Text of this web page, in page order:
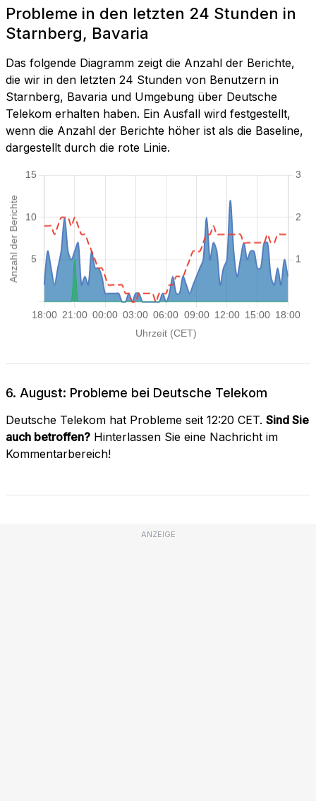
Probleme in den letzten 24 Stunden in
Starnberg, Bavaria
Das folgende Diagramm zeigt die Anzahl der Berichte,
die wir in den letzten 24 Stunden von Benutzern in
Starnberg, Bavaria und Umgebung über Deutsche
Telekom erhalten haben. Ein Ausfall wird festgestellt,
wenn die Anzahl der Berichte höher ist als die Baseline,
dargestellt durch die rote Linie.
6. August: Probleme bei Deutsche Telekom
Deutsche Telekom hat Probleme seit 12:20 CET. Sind Sie
auch betroffen? Hinterlassen Sie eine Nachricht im
Kommentarbereich!
ANZEIGE